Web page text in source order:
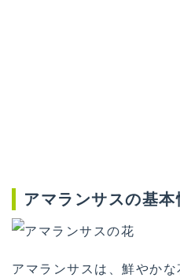
アマランサスの基
アマランサスは、鮮やかな